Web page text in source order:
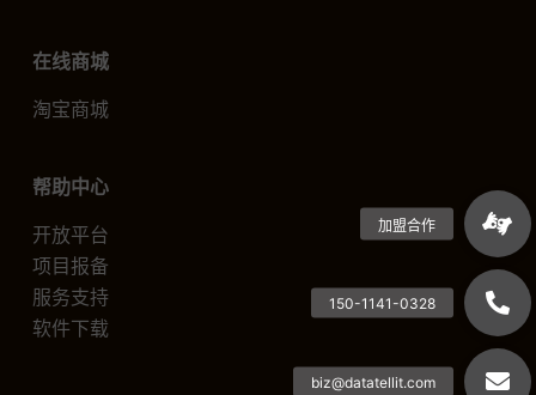
在线商城
淘宝商城
帮助中心
开放平台
项目报备
服务支持
软件下载